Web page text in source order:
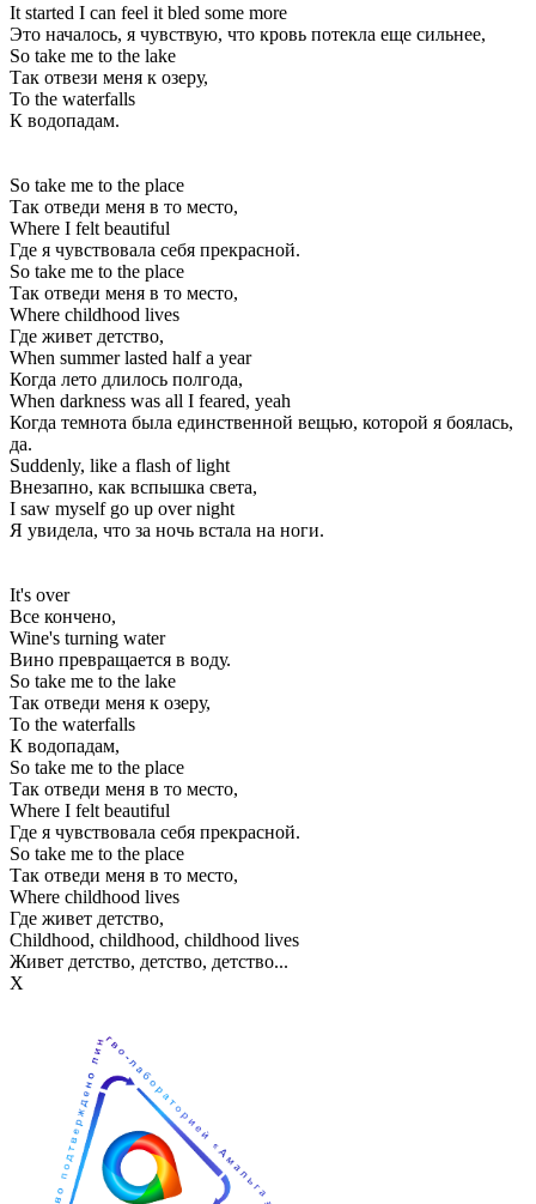
It started I can feel it bled some more
Это началось, я чувствую, что кровь потекла еще сильнее,
So take me to the lake
Так отвези меня к озеру,
To the waterfalls
К водопадам.
So take me to the place
Так отведи меня в то место,
Whеre I felt beautiful
Где я чувствовала себя прекрасной.
So takе me to the place
Так отведи меня в то место,
Where childhood lives
Где живет детство,
When summer lasted half a year
Когда лето длилось полгода,
When darkness was all I feared, yeah
Когда темнота была единственной вещью, которой я боялась,
да.
Suddenly, like a flash of light
Внезапно, как вспышка света,
I saw myself go up over night
Я увидела, что за ночь встала на ноги.
It's over
Все кончено,
Wine's turning water
Вино превращается в воду.
So take me to the lake
Так отведи меня к озеру,
To the waterfalls
К водопадам,
So take me to the place
Так отведи меня в то место,
Where I felt beautiful
Где я чувствовала себя прекрасной.
So take me to the place
Так отведи меня в то место,
Where childhood lives
Где живет детство,
Childhood, childhood, childhood lives
Живет детство, детство, детство...
Х